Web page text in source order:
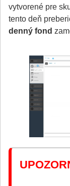
vytvorené pre
tento deň
denný fond